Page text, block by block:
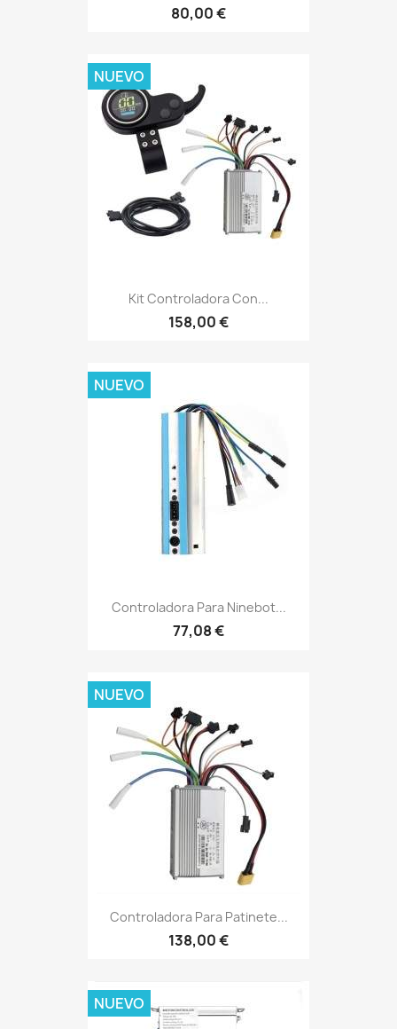
80,00 €
Kit Controladora Con...
158,00 €
NUEVO
Controladora Para Ninebot...
77,08 €
NUEVO
Controladora Para Patinete...
138,00 €
NUEVO
NUEVO